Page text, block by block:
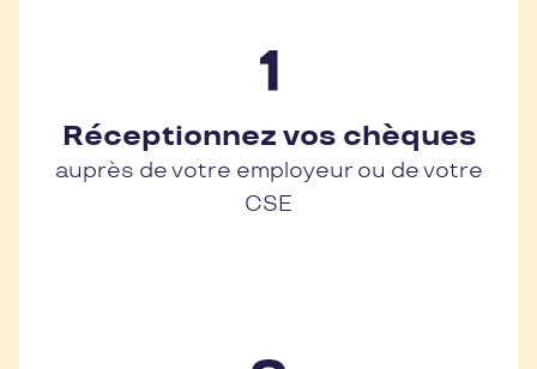
Réceptionnez vos chèques
auprès de votre employeur ou de votre
CSE